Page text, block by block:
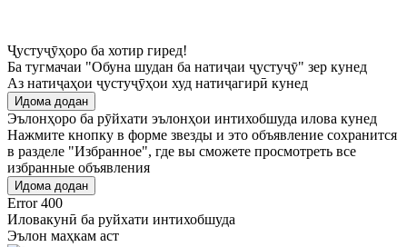
Ҷустуҷӯҳоро ба хотир гиред!
Ба тугмачаи "Обуна шудан ба натиҷаи ҷустуҷӯ" зер кунед
Аз натиҷаҳои ҷустуҷӯҳои худ натиҷагирӣ кунед
Идома додан
Эълонҳоро ба рӯйхати эълонҳои интихобшуда илова кунед
Нажмите кнопку в форме звезды и это объявление сохранится
в разделе "Избранное", где вы сможете просмотреть все
избранные объявления
Идома додан
Error 400
Иловакунӣ ба руйхати интихобшуда
Эълон маҳкам аст